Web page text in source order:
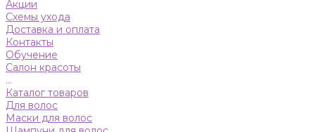
Акции
Схемы ухода
Доставка и оплата
Контакты
Обучение
Салон красоты
...
Каталог товаров
Для волос
Маски для волос